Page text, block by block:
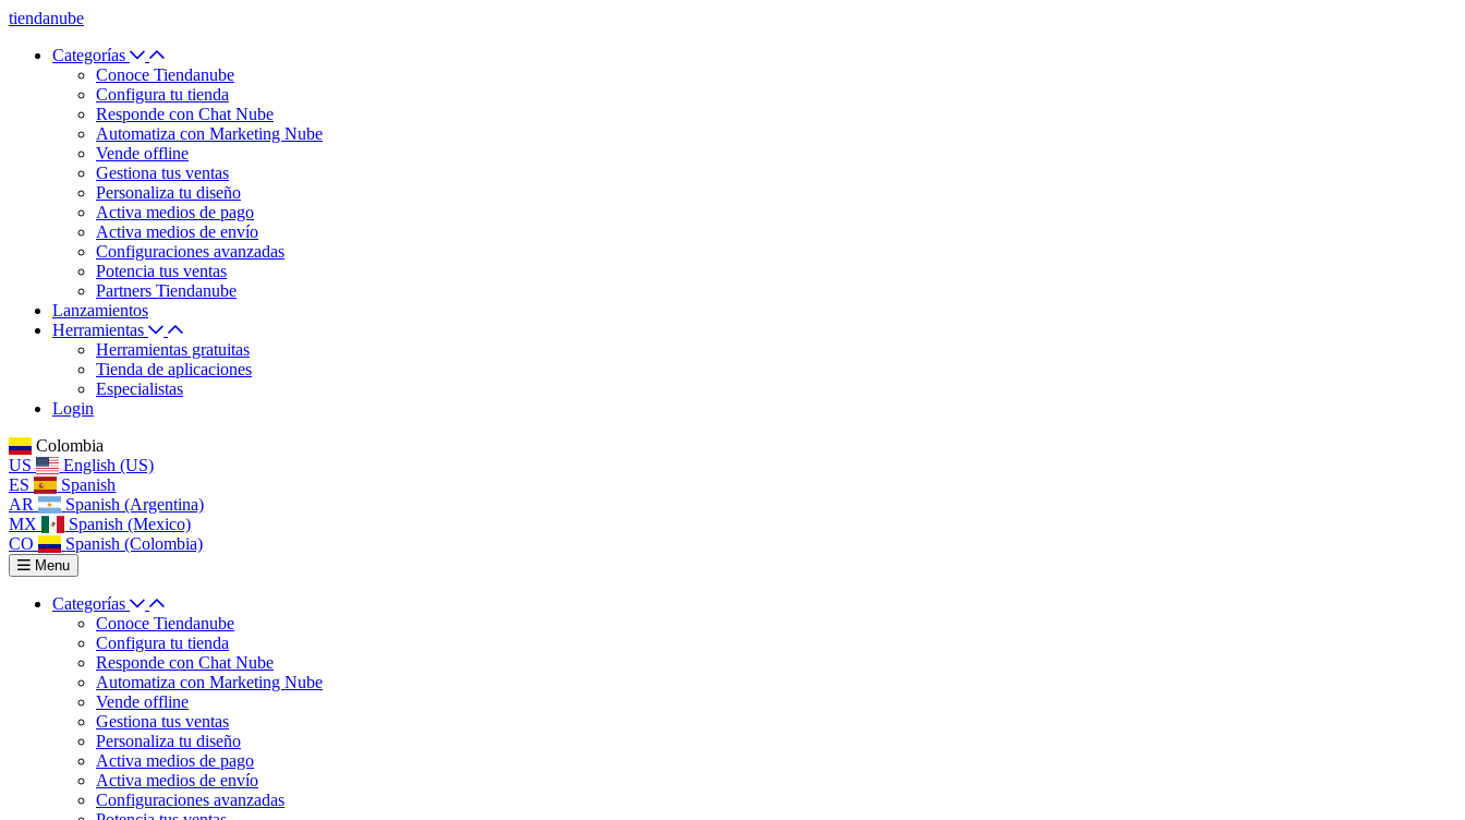
tiendanube
Categorías
Conoce Tiendanube
Configura tu tienda
Responde con Chat Nube
Automatiza con Marketing Nube
Vende offline
Gestiona tus ventas
Personaliza tu diseño
Activa medios de pago
Activa medios de envío
Configuraciones avanzadas
Potencia tus ventas
Partners Tiendanube
Lanzamientos
Herramientas
Herramientas gratuitas
Tienda de aplicaciones
Especialistas
Login
Colombia
US
English (US)
ES
Spanish
AR
Spanish (Argentina)
MX
Spanish (Mexico)
CO
Spanish (Colombia)
Menu
Categorías
Conoce Tiendanube
Configura tu tienda
Responde con Chat Nube
Automatiza con Marketing Nube
Vende offline
Gestiona tus ventas
Personaliza tu diseño
Activa medios de pago
Activa medios de envío
Configuraciones avanzadas